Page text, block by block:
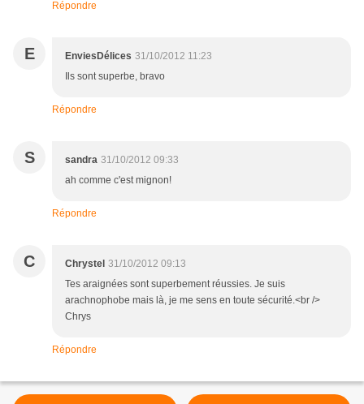
Répondre
E EnviesDélices 31/10/2012 11:23
Ils sont superbe, bravo
Répondre
S sandra 31/10/2012 09:33
ah comme c'est mignon!
Répondre
C Chrystel 31/10/2012 09:13
Tes araignées sont superbement réussies. Je suis
arachnophobe mais là, je me sens en toute sécurité.<br />
Chrys
Répondre